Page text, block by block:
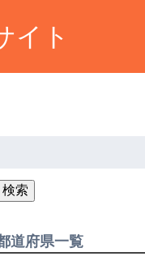
イト
検索
道府県一覧